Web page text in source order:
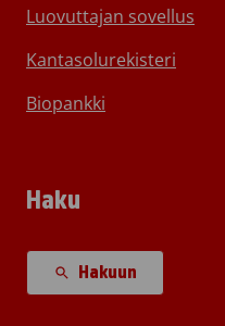
Luovuttajan sovellus
Kantasolurekisteri
Biopankki
Haku
Hakuun